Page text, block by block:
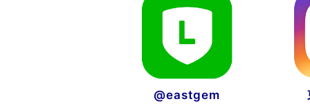
@eastgem